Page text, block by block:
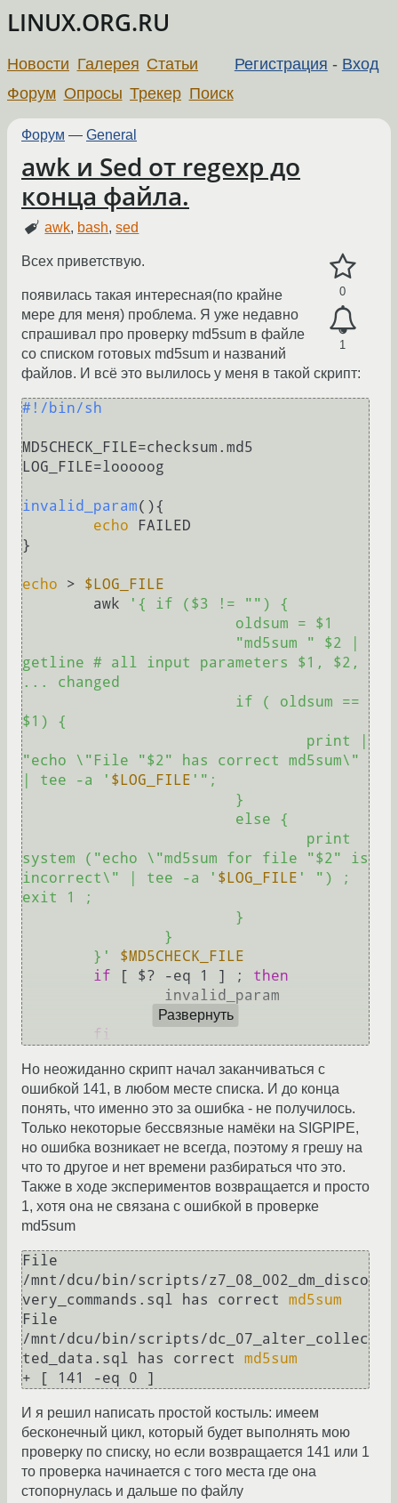
LINUX.ORG.RU
Регистрация - Вход
Новости Галерея Статьи
Форум Опросы Трекер Поиск
Форум — General
awk и Sed от regexp до
конца файла.
awk, bash,sed
0
1
Всех приветствую.
появилась такая интересная(по крайне
мере для меня) проблема. Я уже недавно
спрашивал про проверку md5sum в файле
со списком готовых md5sum и названий
файлов. И всё это вылилось у меня в такой скрипт:
#!/bin/sh
MD5CHECK_FILE=checksum.md5
LOG_FILE=looooog
invalid_param(){
echo FAILED
}
echo > $LOG_FILE
	awk
'{ if ($3 != "") {
getline # all input parameters $1, $2,
... changed
$1) {
"echo \"File "$2" has correct md5sum\"
| tee -a ' $LOG_FILE '";
system ("echo \"md5sum for file "$2" is
incorrect\" | tee -a ' $LOG_FILE ' ") ;
exit 1 ;
	}'
$MD5CHECK_FILE
if [ $? -eq 1 ] ; then
fi
Развернуть
Но неожиданно скрипт начал заканчиваться с
ошибкой 141, в любом месте списка. И до конца
понять, что именно это за ошибка - не получилось.
Только некоторые бессвязные намёки на SIGPIPE,
но ошибка возникает не всегда, поэтому я грешу на
что то другое и нет времени разбираться что это.
Также в ходе экспериментов возвращается и просто
1, хотя она не связана с ошибкой в проверке
md5sum
File
/mnt/dcu/bin/scripts/z7_08_002_dm_disco
very_commands.sql has correct md5sum
File
/mnt/dcu/bin/scripts/dc_07_alter_collec
ted_data.sql has correct md5sum
И я решил написать простой костыль: имеем
бесконечный цикл, который будет выполнять мою
проверку по списку, но если возвращается 141 или 1
то проверка начинается с того места где она
стопорнулась и дальше по файлу